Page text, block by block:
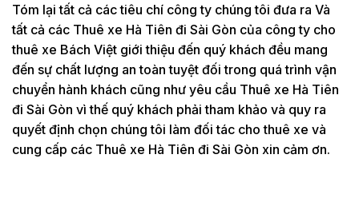
Tóm lại tất cả các tiêu chí công ty chúng tôi đưa ra Và
tất cả các Thuê xe Hà Tiên đi Sài Gòn của công ty cho
thuê xe Bách Việt giới thiệu đến quý khách đều mang
đến sự chất lượng an toàn tuyệt đối trong quá trình vận
chuyển hành khách cũng như yêu cầu Thuê xe Hà Tiên
đi Sài Gòn vì thế quý khách phải tham khảo và quy ra
quyết định chọn chúng tôi làm đối tác cho thuê xe và
cung cấp các Thuê xe Hà Tiên đi Sài Gòn xin cảm ơn.